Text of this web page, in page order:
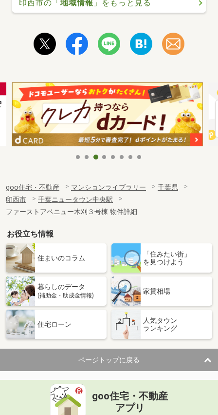
印西市の「 地域情報 」をもっと見る
goo住宅・不動産 マンションライブラリー
千葉県
印西市
千葉ニュータウン中央駅
ファーストアベニュー木刈３号棟 物件詳細
お役立ち情報
住まいのコラム
「住みたい街」
を見つけよう
暮らしのデータ
(補助金・助成金情報)
家賃相場
住宅ローン
人気タウン
ランキング
ページトップに戻る
goo住宅・不動産
アプリ